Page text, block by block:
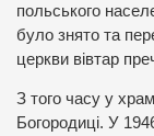
польського
було знято та
церкви вівтар
З того часу у
Богородиці. У